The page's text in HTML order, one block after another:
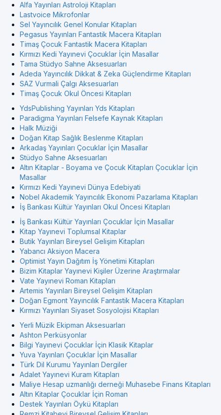
Alfa Yayınları Astroloji Kitapları
Lastvoice Mikrofonlar
Sel Yayıncılık Genel Konular Kitapları
Pegasus Yayınları Fantastik Macera Kitapları
Timaş Çocuk Fantastik Macera Kitapları
Kırmızı Kedi Yayınevi Çocuklar İçin Masallar
Tama Stüdyo Sahne Aksesuarları
Adeda Yayıncılık Dikkat & Zeka Güçlendirme Kitapları
SAZ Vurmali Çalgı Aksesuarları
Timaş Çocuk Okul Öncesi Kitapları
YdsPublishing Yayınları Yds Kitapları
Paradigma Yayınları Felsefe Kaynak Kitapları
Halk Müziği
Doğan Kitap Sağlık Beslenme Kitapları
Arkadaş Yayınları Çocuklar İçin Masallar
Stüdyo Sahne Aksesuarları
Altın Kitaplar - Boyama ve Çocuk Kitapları Çocuklar İçin
Masallar
Kırmızı Kedi Yayınevi Dünya Edebiyati
Nobel Akademik Yayıncılık Ekonomi Pazarlama Kitapları
İş Bankası Kültür Yayınları Okul Öncesi Kitapları
İş Bankası Kültür Yayınları Çocuklar İçin Masallar
Kitap Yayınevi Toplumsal Kitaplar
Butik Yayınları Bireysel Gelişim Kitapları
Yabancı Aksiyon Macera
Optimist Yayın Dağıtım İş Yönetimi Kitapları
Bizim Kitaplar Yayınevi Kişiler Üzerine Araştırmalar
Vate Yayınevi Roman Kitapları
Artemis Yayınları Bireysel Gelişim Kitapları
Doğan Egmont Yayıncılık Fantastik Macera Kitapları
Kırmızı Yayınları Siyaset Sosyolojisi Kitapları
Yerli Müzik Ekipman Aksesuarları
Ashton Perküsyonlar
Bilgi Yayınevi Çocuklar İçin Klasik Kitaplar
Yuva Yayınları Çocuklar İçin Masallar
Türk Dil Kurumu Yayınları Dergiler
Adalet Yayınevi Kuram Kitapları
Maliye Hesap uzmanlığı derneği Muhasebe Finans Kitapları
Altın Kitaplar Çocuklar İçin Roman
Destek Yayınları Öykü Kitapları